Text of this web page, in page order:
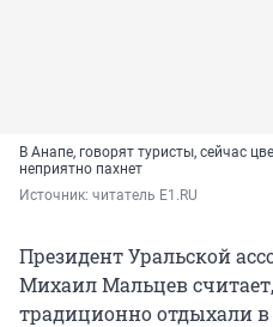
В Анапе, говорят туристы, сейчас
неприятно пахнет
Источник: читатель E1.RU
Президент Уральской
Михаил Мальцев
традиционно отдыхали в